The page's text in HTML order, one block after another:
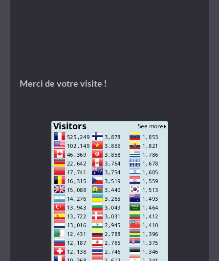
Merci de votre visite !